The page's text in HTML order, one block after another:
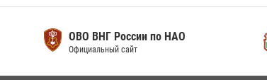
ОВО ВНГ России по НАО
Официальный сайт